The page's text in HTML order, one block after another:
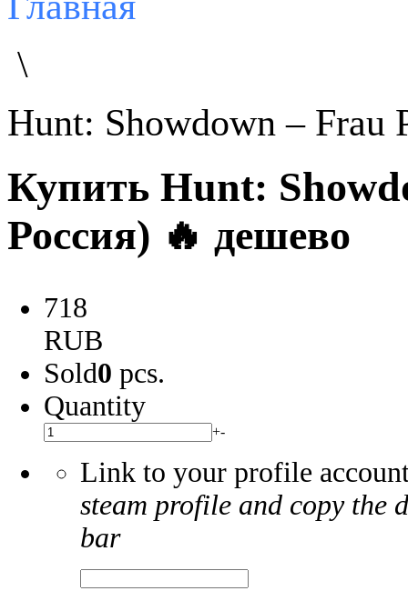
\
Hunt: Showdown – Frau
Купить Hunt:
Россия) 🔥 дешево
718
RUB
Sold0 pcs.
Quantity
+-
Link to your profile
steam profile and copy the
bar